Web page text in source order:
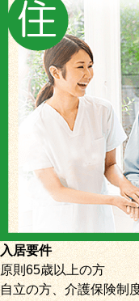
入居要件
原則65歳以上の方
自立の方、介護保険制